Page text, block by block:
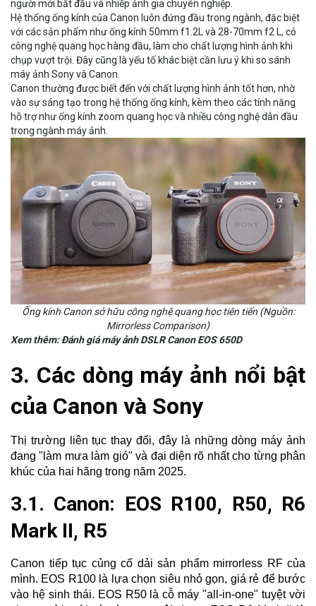
người mới bắt đầu và nhiếp ảnh gia chuyên nghiệp.
Hệ thống ống kính của Canon luôn đứng đầu trong ngành, đặc biệt
với các sản phẩm như ống kính 50mm f1.2L và 28-70mm f2 L, có
công nghệ quang học hàng đầu, làm cho chất lượng hình ảnh khi
chụp vượt trội. Đây cũng là yếu tố khác biệt cần lưu ý khi so sánh
máy ảnh Sony và Canon.
Canon thường được biết đến với chất lượng hình ảnh tốt hơn, nhờ
vào sự sáng tạo trong hệ thống ống kính, kèm theo các tính năng
hỗ trợ như ống kính zoom quang học và nhiều công nghệ dẫn đầu
trong ngành máy ảnh.
Ống kính Canon sở hữu công nghệ quang học tiên tiến (Nguồn:
Mirrorless Comparison)
Xem thêm:Đánh giá máy ảnh DSLR Canon EOS 650D
3. Các dòng máy ảnh nổi bật
của Canon và Sony
Thị trường liên tục thay đổi, đây là những dòng máy ảnh
đang "làm mưa làm gió" và đại diện rõ nhất cho từng phân
khúc của hai hãng trong năm 2025.
3.1. Canon: EOS R100, R50, R6
Mark II, R5
Canon tiếp tục củng cố dải sản phẩm mirrorless RF của
mình. EOS R100 là lựa chọn siêu nhỏ gọn, giá rẻ để bước
vào hệ sinh thái. EOS R50 là cỗ máy "all-in-one" tuyệt vời